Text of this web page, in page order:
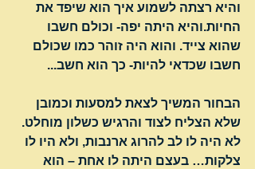
והיא רצתה לשמוע איך הוא שיפד את
החיות.והיא היתה יפה- וכולם חשבו
שהוא צייד. והוא היה זוהר כמו שכולם
חשבו שכדאי להיות- כך הוא חשב...
הבחור המשיך לצאת למסעות וכמובן
שלא הצליח לצוד והרגיש כשלון מוחלט.
לא היה לו לב להרוג ארנבות, ולא היו לו
צלקות… בעצם היתה לו אחת – הוא